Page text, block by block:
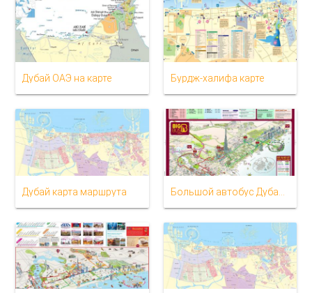
Дубай ОАЭ на карте Бурдж-халифа карте
Дубай карта маршрута